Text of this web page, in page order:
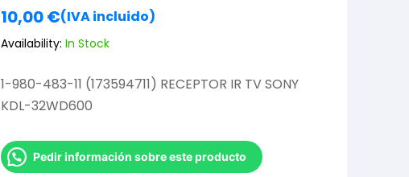
10,00€(IVA incluido)
Availability: In Stock
1-980-483-11 (173594711) RECEPTOR IR TV SONY
KDL-32WD600
Pedir información sobre este producto